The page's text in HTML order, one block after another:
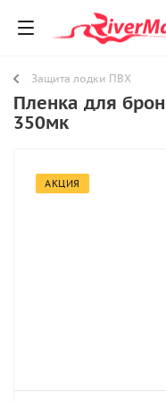
Защита лодки ПВХ
Пленка для
350мк
АКЦИЯ